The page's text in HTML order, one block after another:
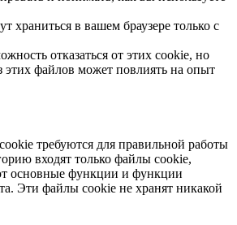
храниться в вашем браузере только с
отказаться от этих cookie, но
этих файлов может повлиять на опыт
требуются для правильной работы
входят только файлы cookie,
основные функции и функции
Эти файлы cookie не хранят никакой